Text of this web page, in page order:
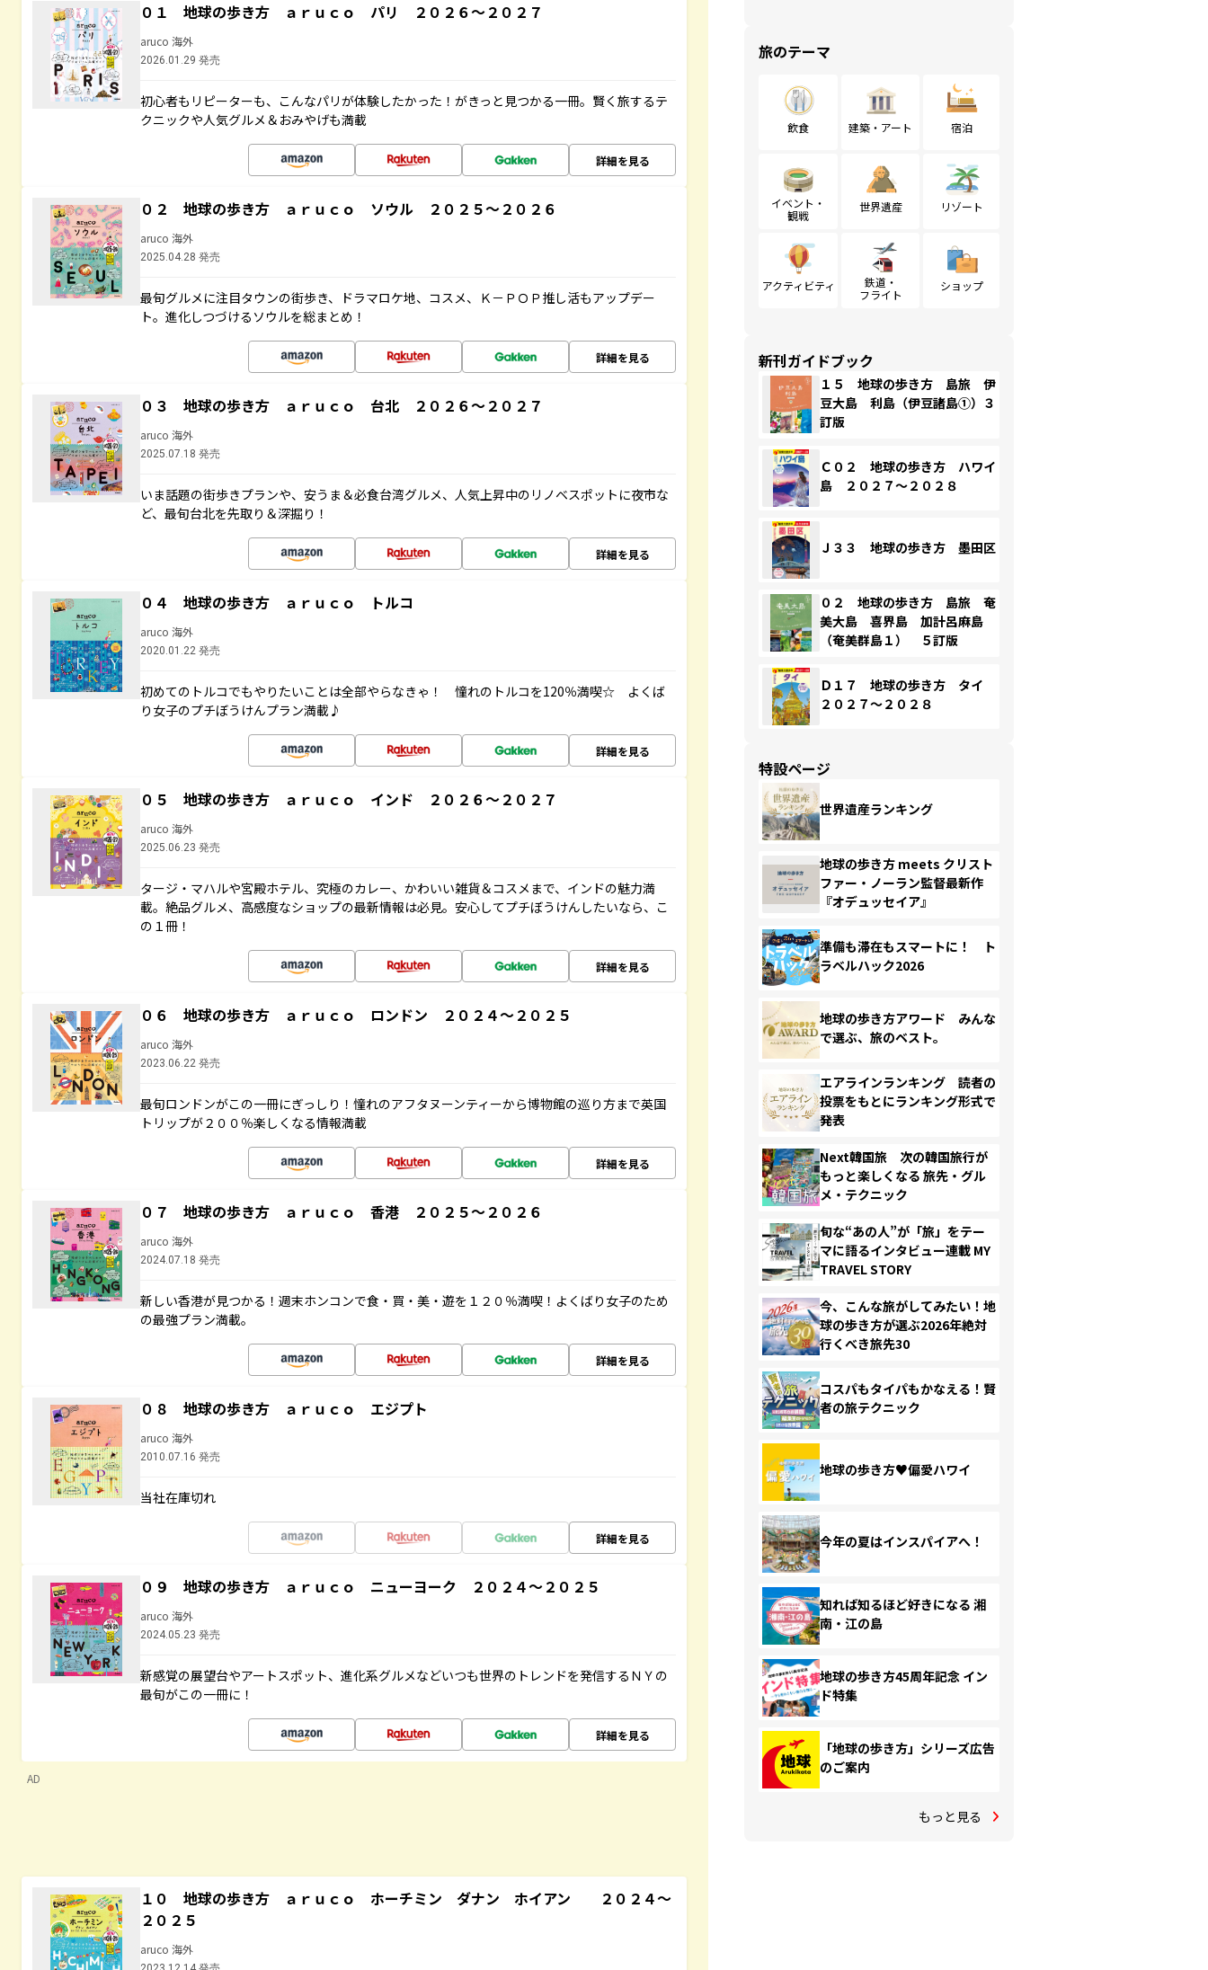
０１ 地球の歩き方 ａｒｕｃｏ パリ ２０２６～２０２７
aruco 海外
2026.01.29 発売
初心者もリピーターも、こんなパリが体験したかった！がきっと見つかる一冊。賢く旅するテ
クニックや人気グルメ＆おみやげも満載
詳細を見る
０２ 地球の歩き方 ａｒｕｃｏ ソウル ２０２５～２０２６
aruco 海外
2025.04.28 発売
最旬グルメに注目タウンの街歩き、ドラマロケ地、コスメ、Ｋ－ＰＯＰ推し活もアップデー
ト。進化しつづけるソウルを総まとめ！
詳細を見る
０３ 地球の歩き方 ａｒｕｃｏ 台北 ２０２６～２０２７
aruco 海外
2025.07.18 発売
いま話題の街歩きプランや、安うま＆必食台湾グルメ、人気上昇中のリノベスポットに夜市な
ど、最旬台北を先取り＆深掘り！
詳細を見る
０４ 地球の歩き方 ａｒｕｃｏ トルコ
aruco 海外
2020.01.22 発売
初めてのトルコでもやりたいことは全部やらなきゃ！ 憧れのトルコを120％満喫☆ よくば
り女子のプチぼうけんプラン満載♪
詳細を見る
０５ 地球の歩き方 ａｒｕｃｏ インド ２０２６～２０２７
aruco 海外
2025.06.23 発売
タージ・マハルや宮殿ホテル、究極のカレー、かわいい雑貨＆コスメまで、インドの魅力満
載。絶品グルメ、高感度なショップの最新情報は必見。安心してプチぼうけんしたいなら、こ
の１冊！
詳細を見る
０６ 地球の歩き方 ａｒｕｃｏ ロンドン ２０２４～２０２５
aruco 海外
2023.06.22 発売
最旬ロンドンがこの一冊にぎっしり！憧れのアフタヌーンティーから博物館の巡り方まで英国
トリップが２００％楽しくなる情報満載
詳細を見る
０７ 地球の歩き方 ａｒｕｃｏ 香港 ２０２５～２０２６
aruco 海外
2024.07.18 発売
新しい香港が見つかる！週末ホンコンで食・買・美・遊を１２０％満喫！よくばり女子のため
の最強プラン満載。
詳細を見る
０８ 地球の歩き方 ａｒｕｃｏ エジプト
aruco 海外
2010.07.16 発売
当社在庫切れ
詳細を見る
０９ 地球の歩き方 ａｒｕｃｏ ニューヨーク ２０２４～２０２５
aruco 海外
2024.05.23 発売
新感覚の展望台やアートスポット、進化系グルメなどいつも世界のトレンドを発信するＮＹの
最旬がこの一冊に！
詳細を見る
AD
１０ 地球の歩き方 ａｒｕｃｏ ホーチミン ダナン ホイアン ２０２４～
２０２５
aruco 海外
旅のテーマ
飲食 建築・アート 宿泊
イベント・
観戦
世界遺産 リゾート
アクティビティ
鉄道・
フライト
ショップ
新刊ガイドブック
１５ 地球の歩き方 島旅 伊
豆大島 利島（伊豆諸島①）３
訂版
Ｃ０２ 地球の歩き方 ハワイ
島 ２０２７～２０２８
Ｊ３３ 地球の歩き方 墨田区
０２ 地球の歩き方 島旅 奄
美大島 喜界島 加計呂麻島
（奄美群島１） ５訂版
Ｄ１７ 地球の歩き方 タイ
２０２７～２０２８
特設ページ
世界遺産ランキング
地球の歩き方 meets クリスト
ファー・ノーラン監督最新作
『オデュッセイア』
準備も滞在もスマートに！ ト
ラベルハック2026
地球の歩き方アワード みんな
で選ぶ、旅のベスト。
エアラインランキング 読者の
投票をもとにランキング形式で
発表
Next韓国旅 次の韓国旅行が
もっと楽しくなる 旅先・グル
メ・テクニック
旬な“あの人”が「旅」をテー
マに語るインタビュー連載 MY
TRAVEL STORY
今、こんな旅がしてみたい！地
球の歩き方が選ぶ2026年絶対
行くべき旅先30
コスパもタイパもかなえる！賢
者の旅テクニック
地球の歩き方♥偏愛ハワイ
今年の夏はインスパイアへ！
知れば知るほど好きになる 湘
南・江の島
地球の歩き方45周年記念 イン
ド特集
「地球の歩き方」シリーズ広告
のご案内
もっと見る